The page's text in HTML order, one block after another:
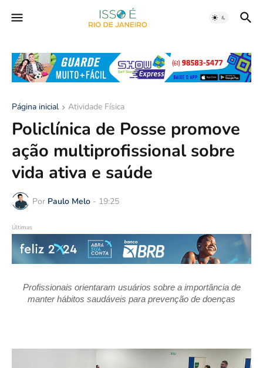
Página inicial Atividade Física
Policlínica de Posse promove
ação multiprofissional sobre
vida ativa e saúde
Por Paulo Melo - 19:25
Últimas
Profissionais orientaram usuários sobre a importância de
manter hábitos saudáveis para prevenção de doenças